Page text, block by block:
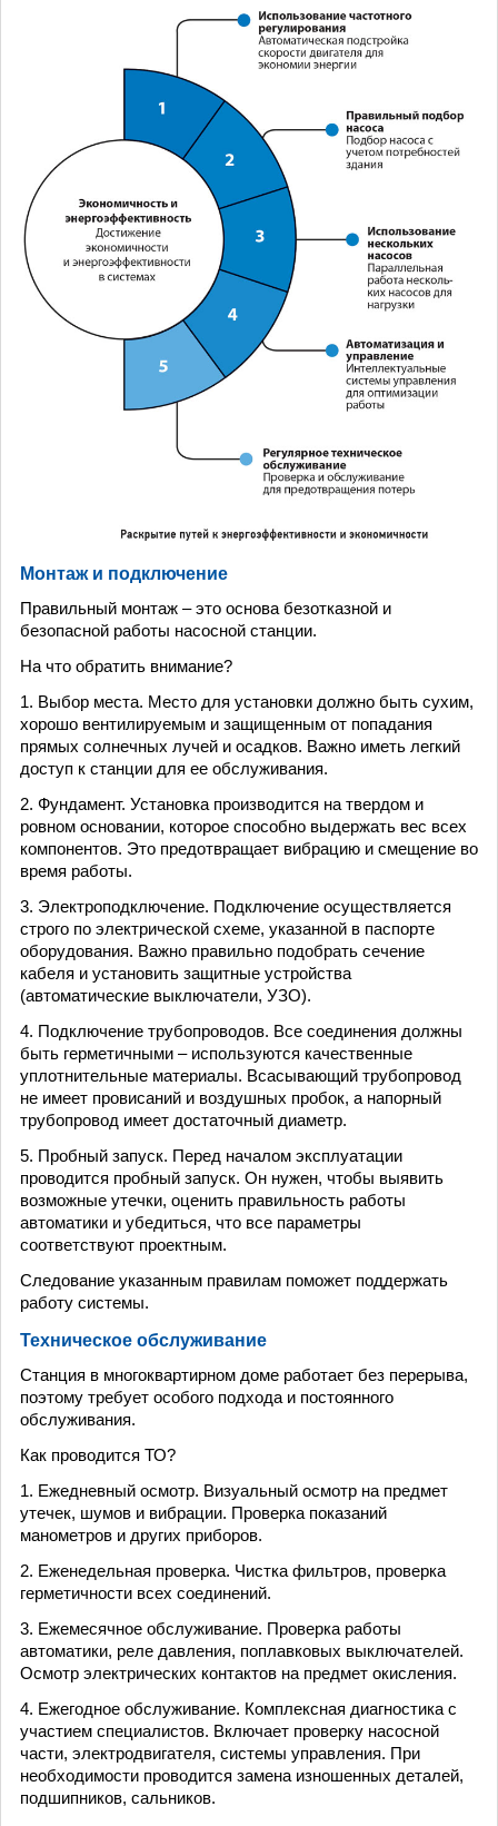
Монтаж и подключение
Правильный монтаж – это основа безотказной и
безопасной работы насосной станции.
На что обратить внимание?
1. Выбор места. Место для установки должно быть сухим,
хорошо вентилируемым и защищенным от попадания
прямых солнечных лучей и осадков. Важно иметь легкий
доступ к станции для ее обслуживания.
2. Фундамент. Установка производится на твердом и
ровном основании, которое способно выдержать вес всех
компонентов. Это предотвращает вибрацию и смещение во
время работы.
3. Электроподключение. Подключение осуществляется
строго по электрической схеме, указанной в паспорте
оборудования. Важно правильно подобрать сечение
кабеля и установить защитные устройства
(автоматические выключатели, УЗО).
4. Подключение трубопроводов. Все соединения должны
быть герметичными – используются качественные
уплотнительные материалы. Всасывающий трубопровод
не имеет провисаний и воздушных пробок, а напорный
трубопровод имеет достаточный диаметр.
5. Пробный запуск. Перед началом эксплуатации
проводится пробный запуск. Он нужен, чтобы выявить
возможные утечки, оценить правильность работы
автоматики и убедиться, что все параметры
соответствуют проектным.
Следование указанным правилам поможет поддержать
работу системы.
Техническое обслуживание
Станция в многоквартирном доме работает без перерыва,
поэтому требует особого подхода и постоянного
обслуживания.
Как проводится ТО?
1. Ежедневный осмотр. Визуальный осмотр на предмет
утечек, шумов и вибрации. Проверка показаний
манометров и других приборов.
2. Еженедельная проверка. Чистка фильтров, проверка
герметичности всех соединений.
3. Ежемесячное обслуживание. Проверка работы
автоматики, реле давления, поплавковых выключателей.
Осмотр электрических контактов на предмет окисления.
4. Ежегодное обслуживание. Комплексная диагностика с
участием специалистов. Включает проверку насосной
части, электродвигателя, системы управления. При
необходимости проводится замена изношенных деталей,
подшипников, сальников.